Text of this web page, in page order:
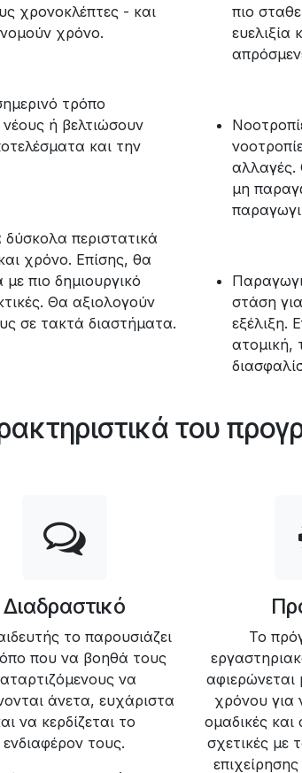
χρονοκλέπτες - και
χρόνο.
τρόπο
ή βελτιώσουν
και την
δύσκολα περιστατικά
χρόνο. Επίσης, θα
πιο δημιουργικό
Θα αξιολογούν
σε τακτά διαστήματα.
πιο
ευελιξία
αλλαγές.
μη
στάση
εξέλιξη.
ατομική,
του
Διαδραστικό
το παρουσιάζει
που να βοηθά τους
να
άνετα, ευχάριστα
να κερδίζεται το
ενδιαφέρον τους.
Το
χρόνου για
ομαδικές και
σχετικές με